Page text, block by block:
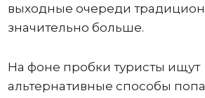
выходные очереди
значительно больше.
На фоне пробки туристы ищут
альтернативные способы